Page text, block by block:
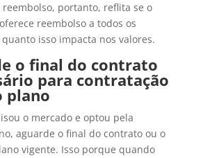
portanto, reflita se o
reembolso a todos os
isso impacta nos valores.
o final do contrato
para contratação
plano
o mercado e optou pela
aguarde o final do contrato ou o
vigente. Isso porque quando